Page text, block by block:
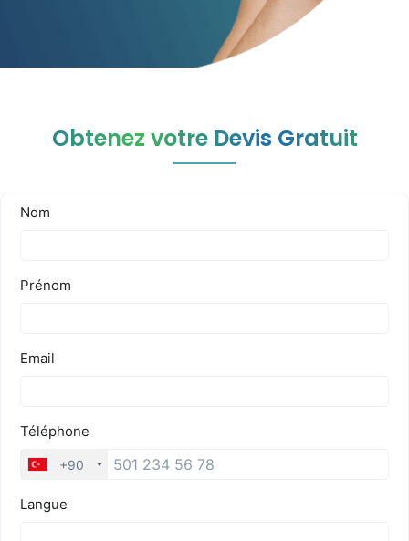
Obtenez votre Devis Gratuit